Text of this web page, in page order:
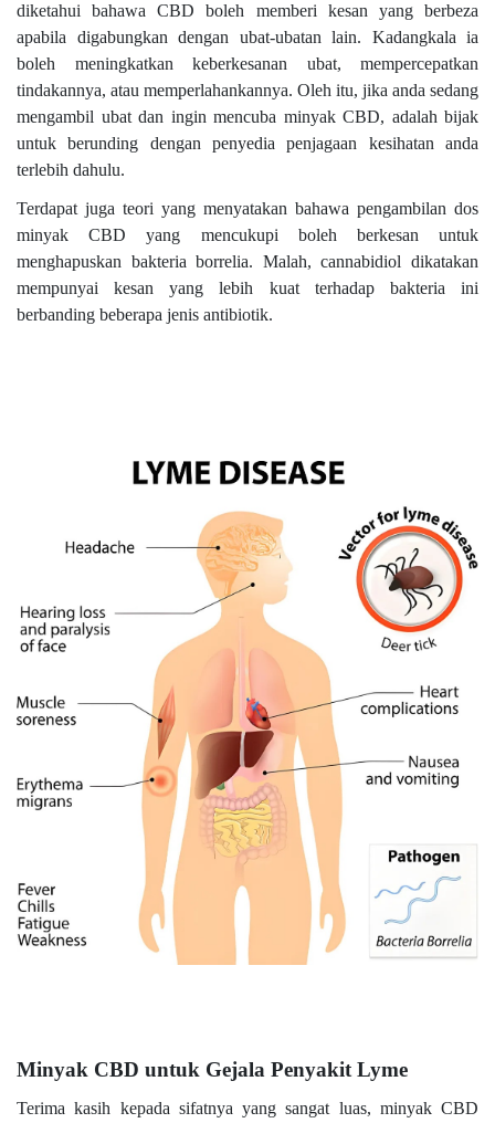
diketahui bahawa CBD boleh memberi kesan yang berbeza
apabila digabungkan dengan ubat-ubatan lain. Kadangkala ia
boleh meningkatkan keberkesanan ubat, mempercepatkan
tindakannya, atau memperlahankannya. Oleh itu, jika anda sedang
mengambil ubat dan ingin mencuba minyak CBD, adalah bijak
untuk berunding dengan penyedia penjagaan kesihatan anda
terlebih dahulu.
Terdapat juga teori yang menyatakan bahawa pengambilan dos
minyak CBD yang mencukupi boleh berkesan untuk
menghapuskan bakteria borrelia. Malah, cannabidiol dikatakan
mempunyai kesan yang lebih kuat terhadap bakteria ini
berbanding beberapa jenis antibiotik.
Minyak CBD untuk Gejala Penyakit Lyme
Terima kasih kepada sifatnya yang sangat luas, minyak CBD